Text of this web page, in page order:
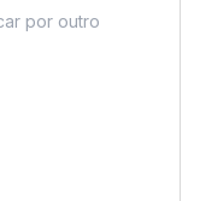
por outro